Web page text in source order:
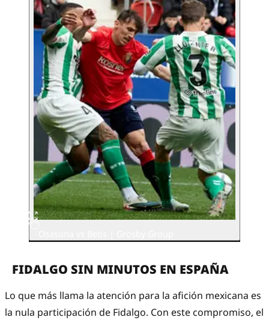
FIDALGO SIN MINUTOS EN ESPAÑA
Lo que más llama la atención para la afición mexicana es
la nula participación de Fidalgo. Con este compromiso, el